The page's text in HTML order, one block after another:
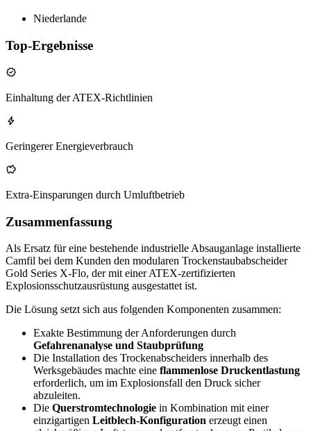
Niederlande
Top-Ergebnisse
Einhaltung der ATEX-Richtlinien
Geringerer Energieverbrauch
Extra-Einsparungen durch Umluftbetrieb
Zusammenfassung
Als Ersatz für eine bestehende industrielle Absauganlage installierte
Camfil bei dem Kunden den modularen Trockenstaubabscheider
Gold Series X-Flo, der mit einer ATEX-zertifizierten
Explosionsschutzausrüstung ausgestattet ist.
Die Lösung setzt sich aus folgenden Komponenten zusammen:
Exakte Bestimmung der Anforderungen durch
Gefahrenanalyse und Staubprüfung
Die Installation des Trockenabscheiders innerhalb des
Werksgebäudes machte eine flammenlose Druckentlastung
erforderlich, um im Explosionsfall den Druck sicher
abzuleiten.
Die Querstromtechnologie in Kombination mit einer
einzigartigen Leitblech-Konfiguration erzeugt einen